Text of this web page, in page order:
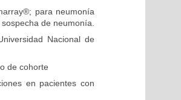
para neumonía
de neumonía.
Nacional de
de cohorte
en pacientes con